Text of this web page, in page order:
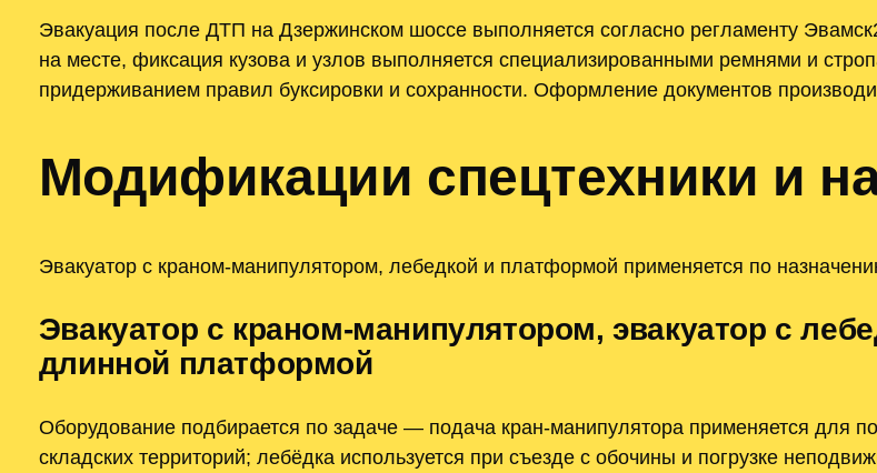
Эвакуация после ДТП на Дзержинском шоссе выполняется согласно регламенту
на месте, фиксация кузова и узлов выполняется специализированными ремнями и
придерживанием правил буксировки и сохранности. Оформление документов
Модификации спецтехники и
Эвакуатор с краном-манипулятором, лебедкой и платформой применяется по
Эвакуатор с краном-манипулятором, эвакуатор с
длинной платформой
Оборудование подбирается по задаче — подача кран-манипулятора применяется для
складских территорий; лебёдка используется при съезде с обочины и погрузке